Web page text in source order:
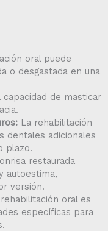
oral puede
o desgastada en una
de masticar
La rehabilitación
dentales adicionales
plazo.
restaurada
autoestima,
versión.
oral es
específicas para